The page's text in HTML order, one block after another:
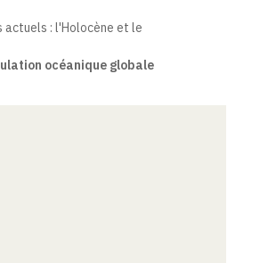
: l'Holocène et le
océanique globale